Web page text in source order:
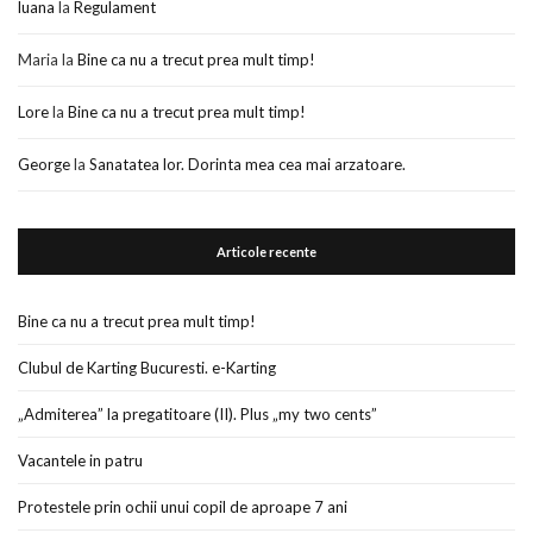
luana la Regulament
Maria la Bine ca nu a trecut prea mult timp!
Lorela Bine ca nu a trecut prea mult timp!
Georgela Sanatatea lor. Dorinta mea cea mai arzatoare.
Articole recente
Bine ca nu a trecut prea mult timp!
Clubul de Karting Bucuresti. e-Karting
„Admiterea” la pregatitoare (II). Plus „my two cents”
Vacantele in patru
Protestele prin ochii unui copil de aproape 7 ani